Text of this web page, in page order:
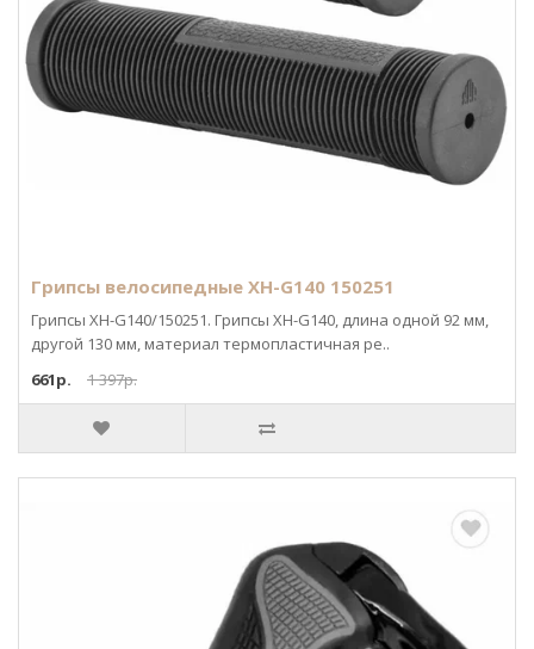
Грипсы велосипедные XH-G140 150251
Грипсы XH-G140/150251. Грипсы XH-G140, длина одной 92 мм,
другой 130 мм, материал термопластичная ре..
661р.
1 397р.